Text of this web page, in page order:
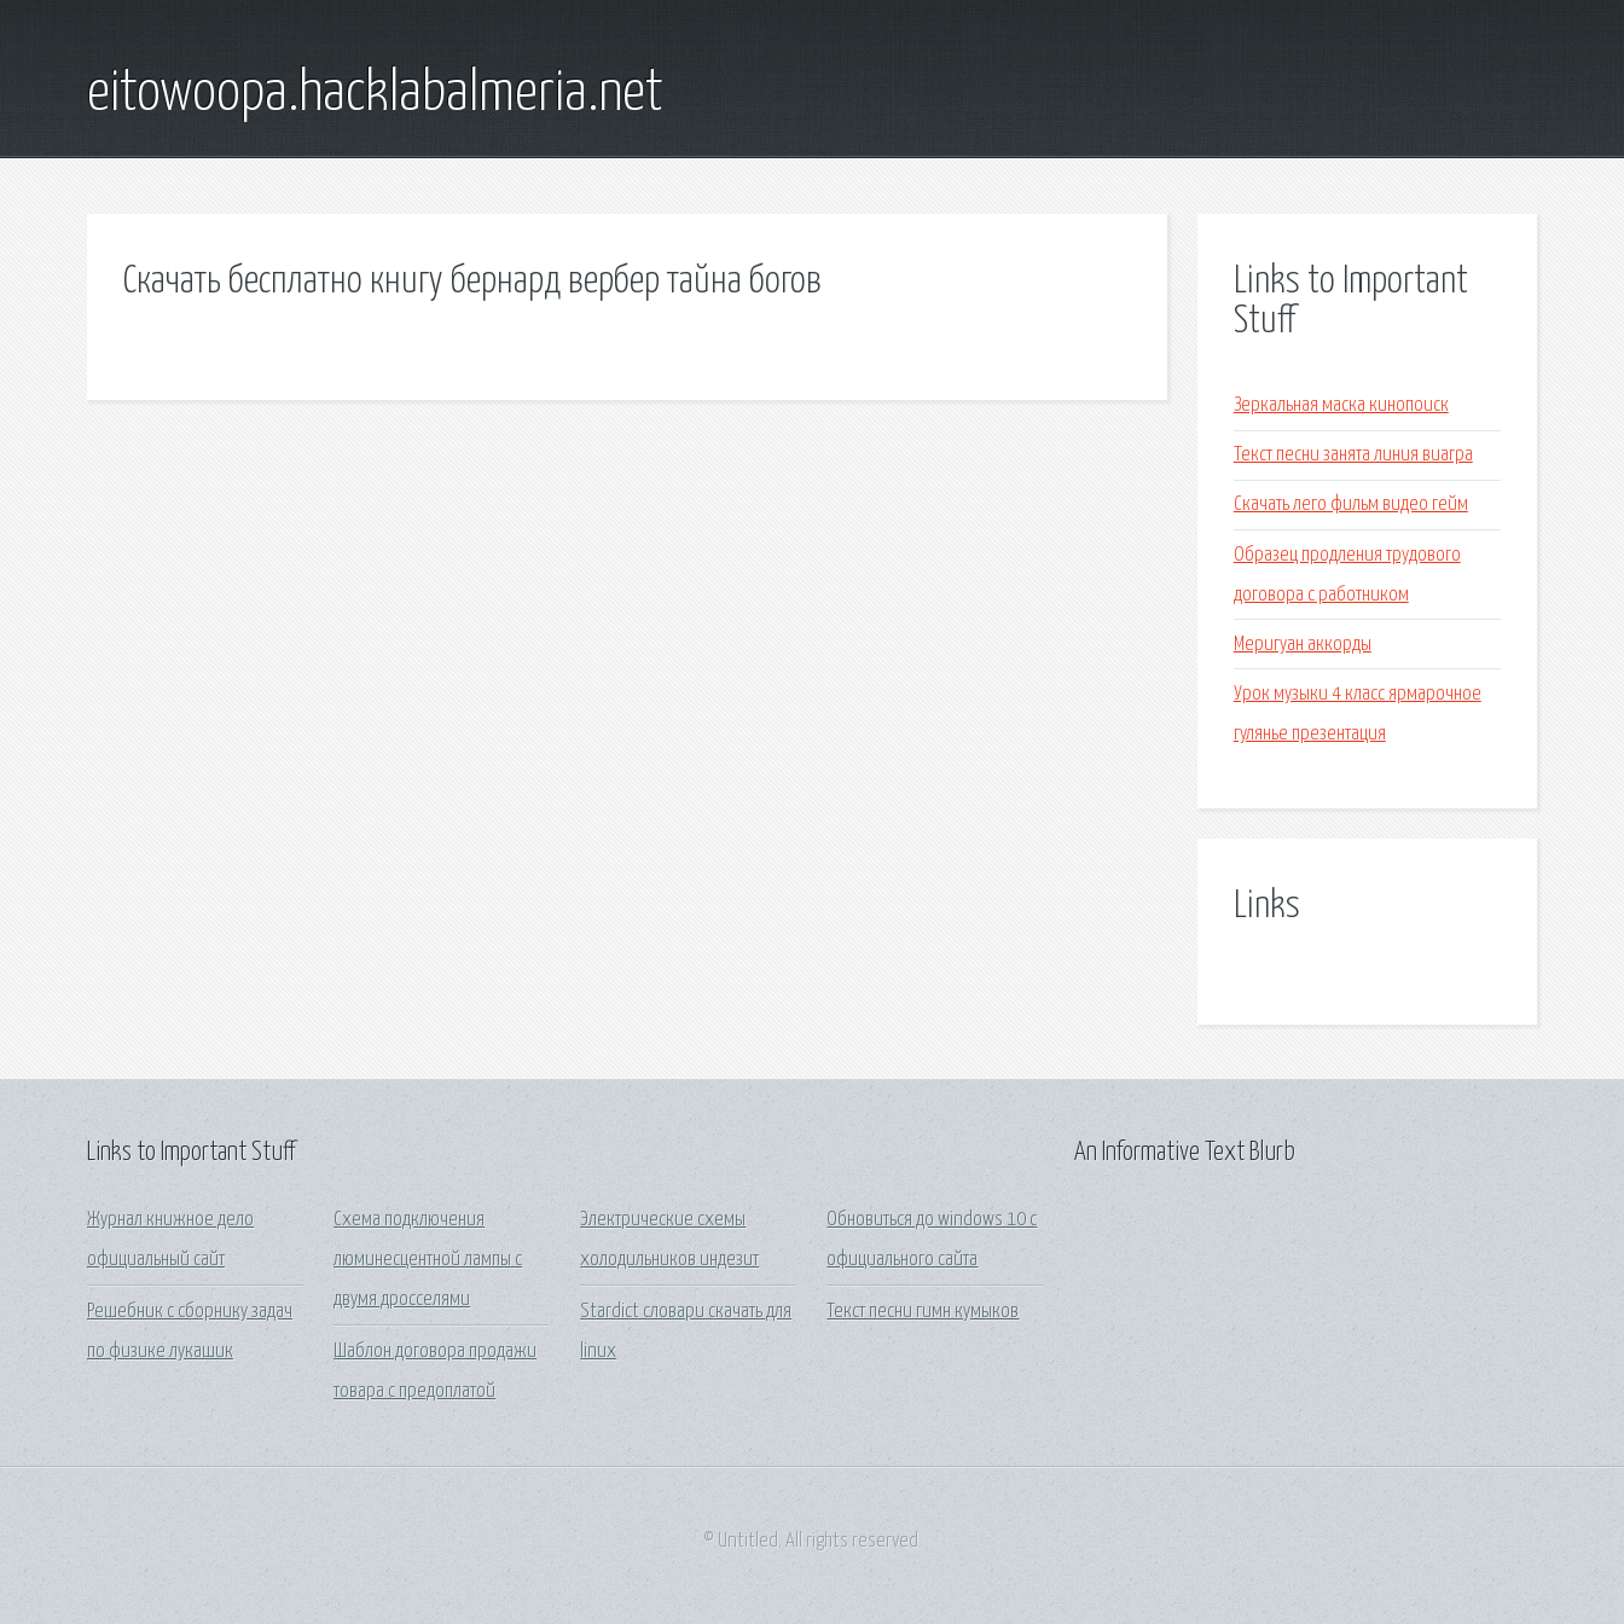
eitowoopa.hacklabalmeria.net
Скачать бесплатно книгу бернард вербер тайна богов
Links to Important
Stuff
Зеркальная маска кинопоиск
Текст песни занята линия виагра
Скачать лего фильм видео гейм
Образец продления трудового
договора с работником
Меригуан аккорды
Урок музыки 4 класс ярмарочное
гулянье презентация
Links
Links to Important Stuff
Журнал книжное дело
официальный сайт
Решебник с сборнику задач
по физике лукашик
Схема подключения
люминесцентной лампы с
двумя дросселями
Шаблон договора продажи
товара с предоплатой
Электрические схемы
холодильников индезит
Stardict словари скачать для
linux
Обновиться до windows 10 с
официального сайта
Текст песни гимн кумыков
An Informative Text Blurb
© Untitled. All rights reserved.